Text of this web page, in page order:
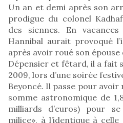
Un an et demi après son
prodigue du colonel
des siennes. En
Hannibal aurait provoqué
après avoir roué son épouse
Dépensier et fêtard, il a fait
2009, lors d’une soirée
Beyoncé. Il passe pour
somme astronomique de
milliards d’euros) pour
milice», à l’identique à